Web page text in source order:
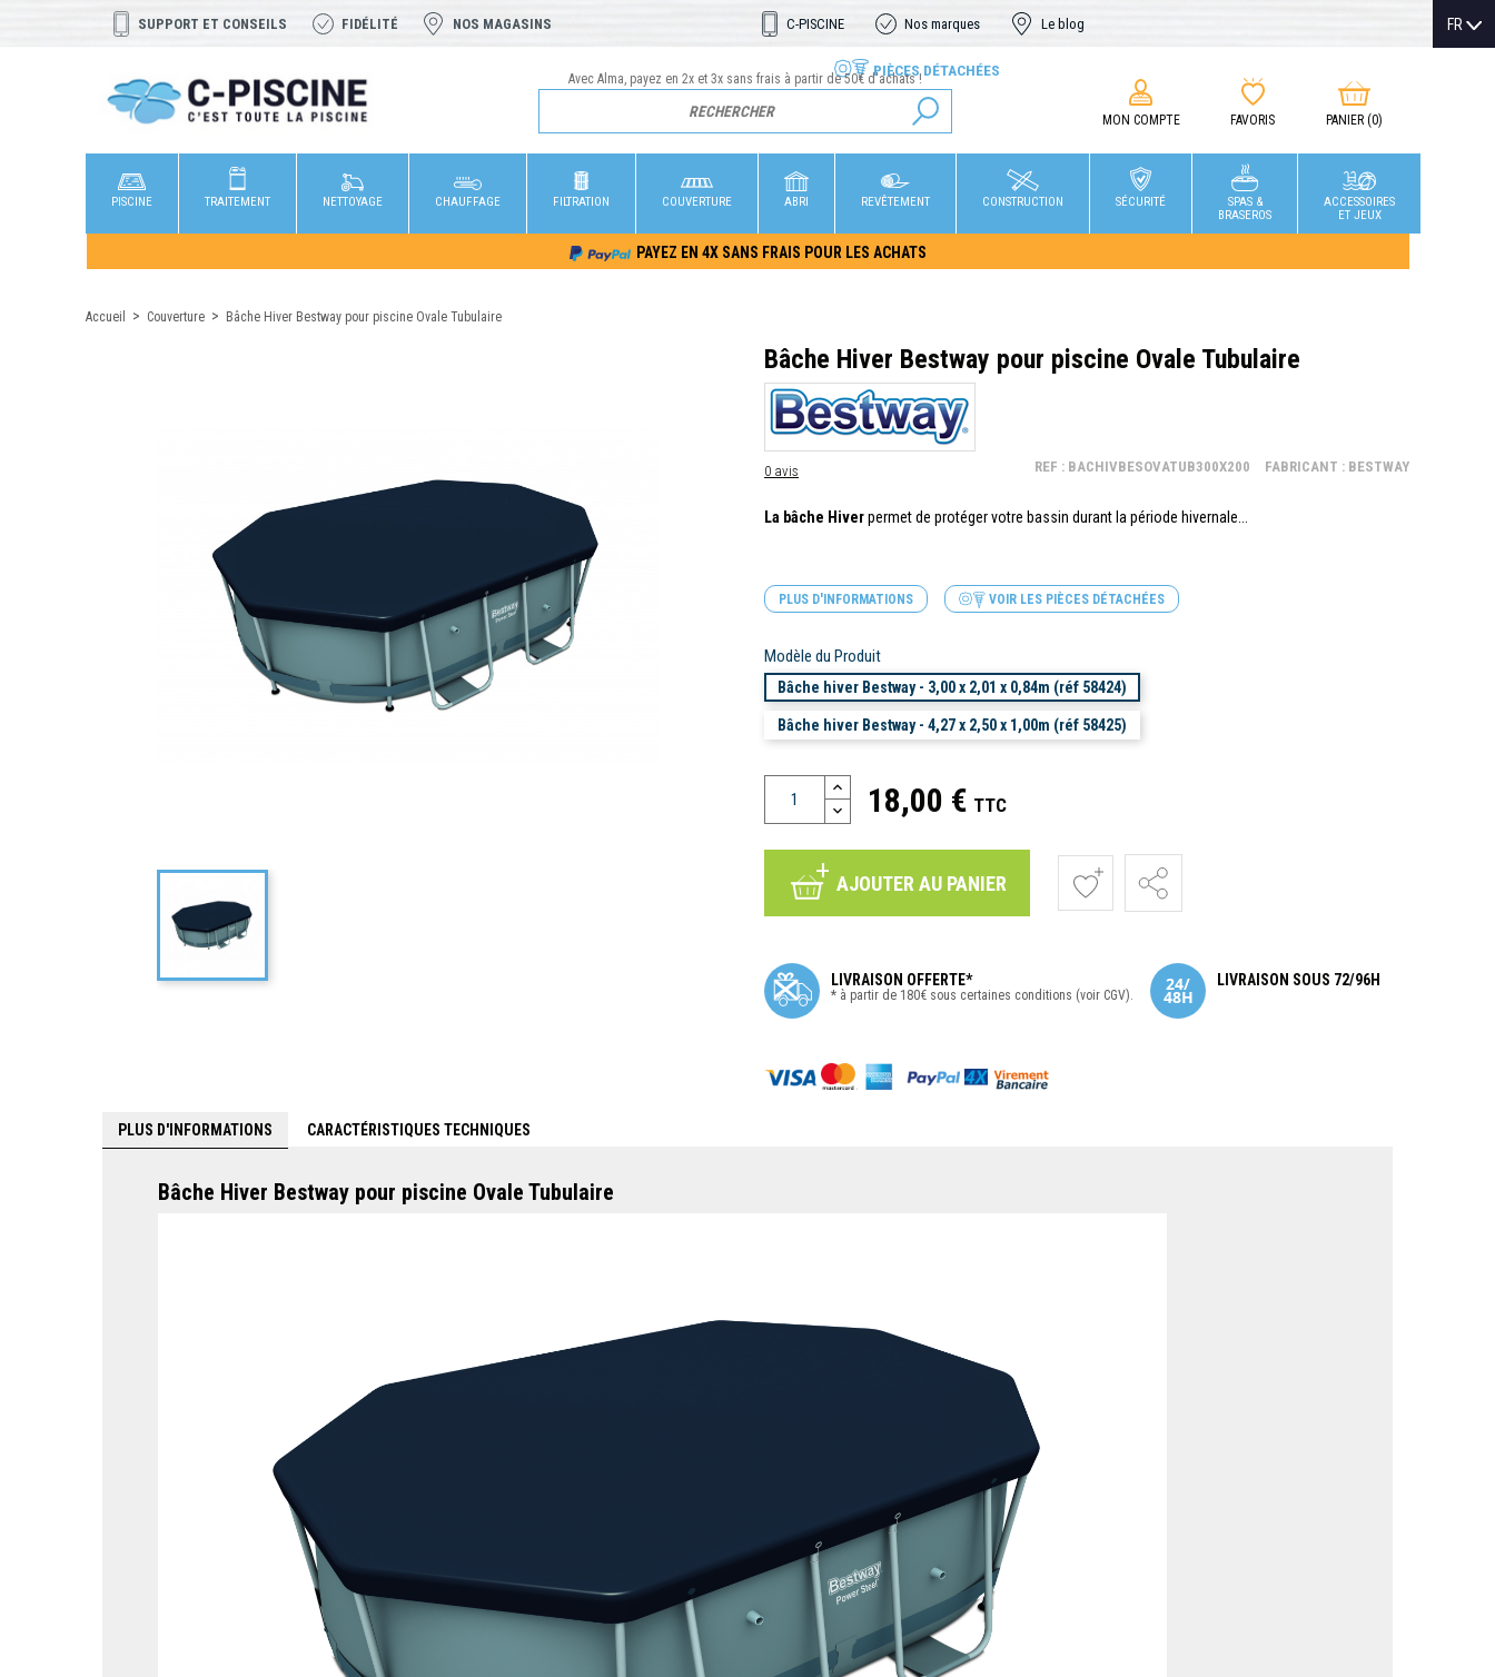
SUPPORT ET CONSEILS FIDÉLITÉ NOS MAGASINS C-PISCINE Nos marques Le blog
PIÈCES DÉTACHÉES
FR
Avec Alma, payez en 2x et 3x sans frais à partir de 50€ d'achats !
MON COMPTE FAVORIS PANIER (0)
PISCINE TRAITEMENT NETTOYAGE CHAUFFAGE FILTRATION COUVERTURE ABRI REVÊTEMENT CONSTRUCTION SÉCURITÉ
SPAS &
BRASEROS
ACCESSOIRES
ET JEUX
PAYEZ EN 4X SANS FRAIS POUR LES ACHATS
Accueil Couverture Bâche Hiver Bestway pour piscine Ovale Tubulaire
Bâche Hiver Bestway pour piscine Ovale Tubulaire
0 avis REF : BACHIVBESOVATUB300X200 FABRICANT : BESTWAY
La bâche Hiverpermet de protéger votre bassin durant la période hivernale...
PLUS D'INFORMATIONS VOIR LES PIÈCES DÉTACHÉES
Modèle du Produit
Bâche hiver Bestway - 3,00 x 2,01 x 0,84m (réf 58424)
Bâche hiver Bestway - 4,27 x 2,50 x 1,00m (réf 58425)
18,00 € TTC
AJOUTER AU PANIER
LIVRAISON OFFERTE*
* à partir de 180€ sous certaines conditions (voir CGV).
LIVRAISON SOUS 72/96H
PLUS D'INFORMATIONS CARACTÉRISTIQUES TECHNIQUES
Bâche Hiver Bestway pour piscine Ovale Tubulaire